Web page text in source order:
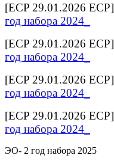
[ECP 29.01.2026 ECP]
год набора 2024_
[ECP 29.01.2026 ECP]
год набора 2024_
[ECP 29.01.2026 ECP]
год набора 2024_
[ECP 29.01.2026 ECP]
год набора 2024_
ЭО- 2 год набора 2025